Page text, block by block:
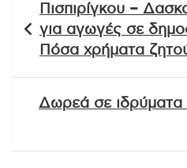
άρθρων
Πισπιρίγκου –
για αγωγές σε
Πόσα χρήματα
Δωρεά σε